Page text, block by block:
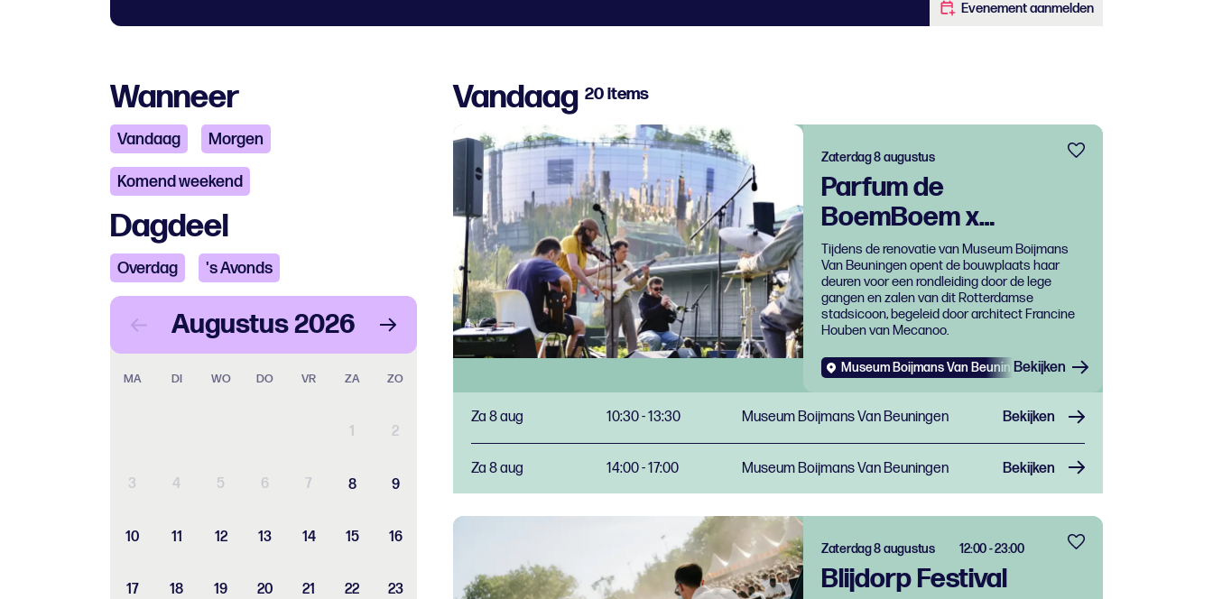
Evenement aanmelden
Wanneer
Vandaag Morgen
Komend weekend
Dagdeel
Overdag 's Avonds
Augustus2026
MA DI WO DO VR ZA ZO
1 2
3 4 5 6 7 8 9
10 11 12 13 14 15 16
17 18 19 20 21 22 23
Vandaag 20 items
Parfum de
BoemBoem x
Renovatie Museum
Boijmans Van
Beuningen
Zaterdag 8 augustus
Tijdens de renovatie van Museum Boijmans
Van Beuningen opent de bouwplaats haar
deuren voor een rondleiding door de lege
gangen en zalen van dit Rotterdamse
stadsicoon, begeleid door architect Francine
Houben van Mecanoo.
Museum Boijmans Van Beuningen Evenementen
Bekijken
Za 8 aug 10:30 - 13:30 Museum Boijmans Van Beuningen Bekijken
Za 8 aug 14:00 - 17:00 Museum Boijmans Van Beuningen Bekijken
Blijdorp Festival
Zaterdag 8 augustus 12:00 - 23:00